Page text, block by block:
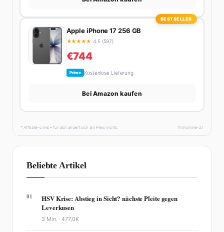
BESTSELLER
Apple iPhone 17 256 GB
★★★★★ 4.5 (597)
€744
Prime Kostenlose Lieferung
Bei Amazon kaufen
* Affiliate-Links – für dich ändert sich am Preis nichts. fhmonline-21
Beliebte Artikel
01
HSV Krise: Abstieg in Sicht? nächste Pleite gegen
Leverkusen
3 Min. ·477,0K